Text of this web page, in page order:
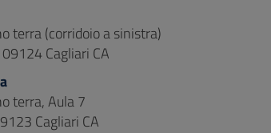
terra (corridoio a sinistra)
Cagliari CA
terra, Aula 7
Cagliari CA